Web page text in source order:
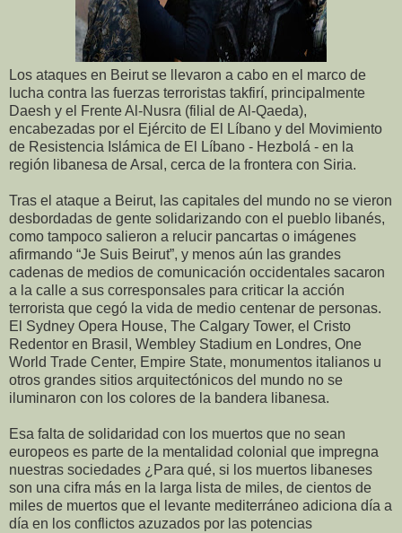
Los ataques en Beirut se llevaron a cabo en el marco de
lucha contra las fuerzas terroristas takfirí, principalmente
Daesh y el Frente Al-Nusra (filial de Al-Qaeda),
encabezadas por el Ejército de El Líbano y del Movimiento
de Resistencia Islámica de El Líbano - Hezbolá - en la
región libanesa de Arsal, cerca de la frontera con Siria.
Tras el ataque a Beirut, las capitales del mundo no se vieron
desbordadas de gente solidarizando con el pueblo libanés,
como tampoco salieron a relucir pancartas o imágenes
afirmando “Je Suis Beirut”, y menos aún las grandes
cadenas de medios de comunicación occidentales sacaron
a la calle a sus corresponsales para criticar la acción
terrorista que cegó la vida de medio centenar de personas.
El Sydney Opera House, The Calgary Tower, el Cristo
Redentor en Brasil, Wembley Stadium en Londres, One
World Trade Center, Empire State, monumentos italianos u
otros grandes sitios arquitectónicos del mundo no se
iluminaron con los colores de la bandera libanesa.
Esa falta de solidaridad con los muertos que no sean
europeos es parte de la mentalidad colonial que impregna
nuestras sociedades ¿Para qué, si los muertos libaneses
son una cifra más en la larga lista de miles, de cientos de
miles de muertos que el levante mediterráneo adiciona día a
día en los conflictos azuzados por las potencias